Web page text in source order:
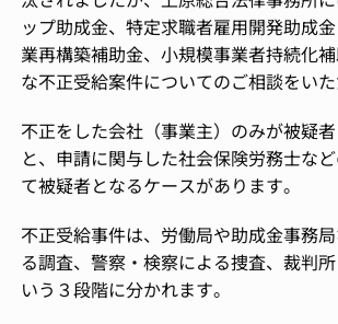
ップ助成金、特定求職者雇用開発助成
業再構築補助金、小規模事業者持続化
な不正受給案件についてのご相談をいた
不正をした会社（事業主）のみが被疑
と、申請に関与した社会保険労務士な
て被疑者となるケースがあります。
不正受給事件は、労働局や助成金事務
る調査、警察・検察による捜査、裁判
いう３段階に分かれます。